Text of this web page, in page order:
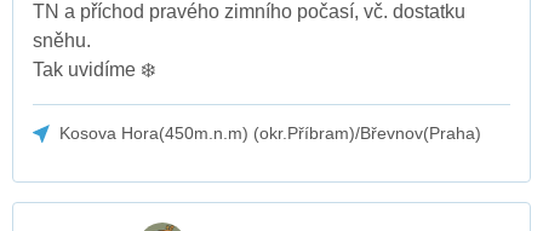
TN a příchod pravého zimního počasí, vč. dostatku
sněhu.
Tak uvidíme ❄️
Kosova Hora(450m.n.m) (okr.Příbram)/Břevnov(Praha)